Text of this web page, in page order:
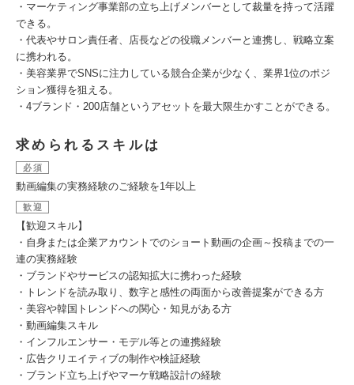
・マーケティング事業部の立ち上げメンバーとして裁量を持って活躍
できる。
・代表やサロン責任者、店長などの役職メンバーと連携し、戦略立案
に携われる。
・美容業界でSNSに注力している競合企業が少なく、業界1位のポジ
ション獲得を狙える。
・4ブランド・200店舗というアセットを最大限生かすことができる。
求められるスキルは
必須
動画編集の実務経験のご経験を1年以上
歓迎
【歓迎スキル】
・自身または企業アカウントでのショート動画の企画～投稿までの一
連の実務経験
・ブランドやサービスの認知拡大に携わった経験
・トレンドを読み取り、数字と感性の両面から改善提案ができる方
・美容や韓国トレンドへの関心・知見がある方
・動画編集スキル
・インフルエンサー・モデル等との連携経験
・広告クリエイティブの制作や検証経験
・ブランド立ち上げやマーケ戦略設計の経験